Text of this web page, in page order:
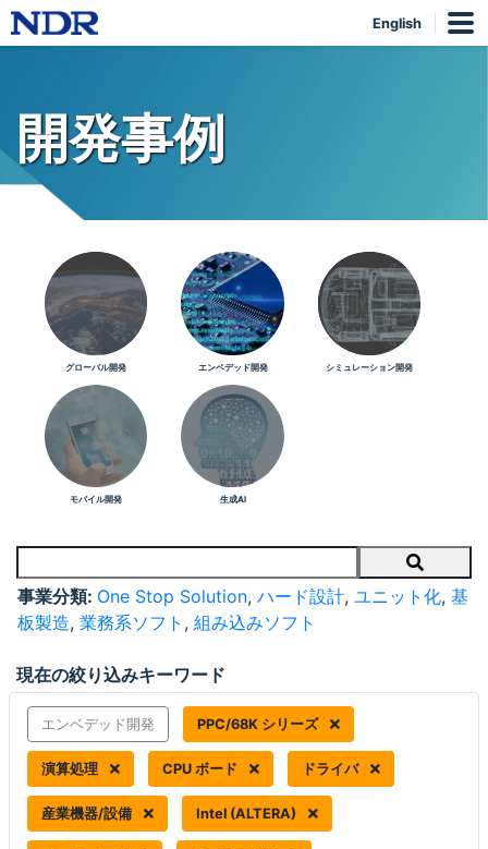
English
開発事例
グローバル開発 エンベデッド開発 シミュレーション開発
モバイル開発 生成AI
Search
事業分類: One Stop Solution, ハード設計, ユニット化, 基
板製造, 業務系ソフト , 組み込みソフト
現在の絞り込みキーワード
エンベデッド開発 PPC/68K シリーズ
演算処理 CPU ボード ドライバ
産業機器/設備 Intel (ALTERA)